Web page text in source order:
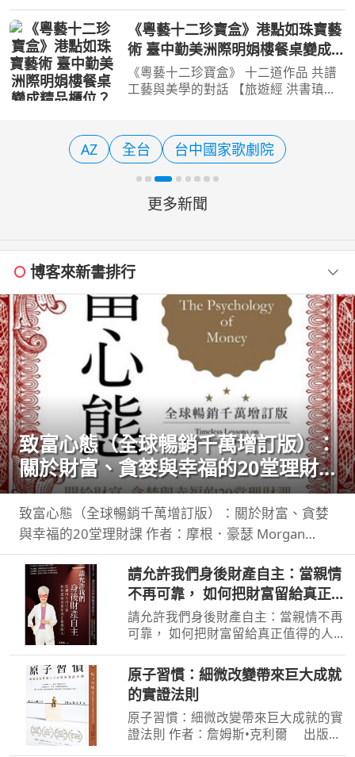
縣政府）【記者陳夏恩／綜合報導】炎
炎夏日想找個能盡情玩水、又能讓大小
朋友一起放電的地方嗎
《粵藝十二珍寶盒》港點如珠寶藝
術 臺中勤美洲際明娟樓餐桌變成精
品櫃位？
《粵藝十二珍寶盒》 十二道作品 共譜
工藝與美學的對話 【旅遊經 洪書瑱報
漸有與中菜合作的趨向，其中這一套全
球知名的瑞士頂級保養
AZ 全台 台中國家歌劇院
更多新聞
博客來新書排行
致富心態（全球暢銷千萬增訂版）：
關於財富、貪婪與幸福的20堂理財
課
致富心態（全球暢銷千萬增訂版）：關於財富、貪婪
與幸福的20堂理財課 作者：摩根．豪瑟 Morgan
Housel 周玉文 林俊宏 出版社：天下文化出版社
出版日期：2026-02-02 00:00:00 特別收錄２篇彩蛋
加碼
請允許我們身後財產自主：當親情
不再可靠， 如何把財富留給真正值
得的人
請允許我們身後財產自主：當親情不再
可靠， 如何把財富留給真正值得的人
出版日期：2026-07-02 00:00:00 當人
心失去分寸，再高明的遺囑規劃也可能
成為空談當人性貪婪暴
原子習慣：細微改變帶來巨大成就
的實證法則
原子習慣：細微改變帶來巨大成就的實
證法則 作者：詹姆斯•克利爾 出版